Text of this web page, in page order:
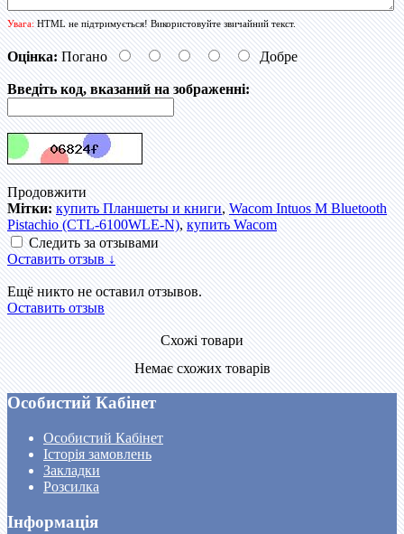
Увага:HTML не підтримується! Використовуйте звичайний текст.
Оцінка: Погано Добре
Введіть код, вказаний на зображенні:
Продовжити
Мітки: купить Планшеты и книги,Wacom Intuos M Bluetooth
Pistachio (CTL-6100WLE-N),купить Wacom
Следить за отзывами
Оставить отзыв ↓
Ещё никто не оставил отзывов.
Оставить отзыв
Схожі товари
Немає схожих товарів
Особистий Кабінет
Особистий Кабінет
Історія замовлень
Закладки
Розсилка
Інформація